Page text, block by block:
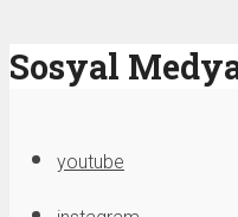
Sosyal
youtube